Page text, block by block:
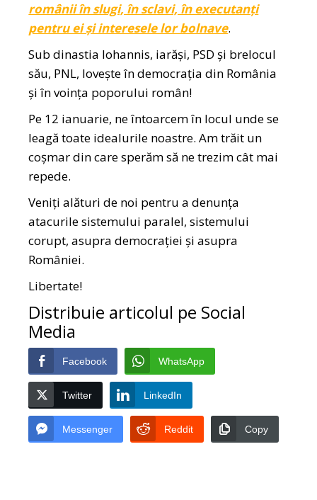
românii în slugi, în sclavi, în executanți
pentru ei și interesele lor bolnave.
Sub dinastia Iohannis, iarăși, PSD și brelocul
său, PNL, lovește în democrația din România
și în voința poporului român!
Pe 12 ianuarie, ne întoarcem în locul unde se
leagă toate idealurile noastre. Am trăit un
coșmar din care sperăm să ne trezim cât mai
repede.
Veniți alături de noi pentru a denunța
atacurile sistemului paralel, sistemului
corupt, asupra democrației și asupra
României.
Libertate!
Distribuie articolul pe Social
Media
Facebook WhatsApp
Twitter LinkedIn
Messenger Reddit Copy